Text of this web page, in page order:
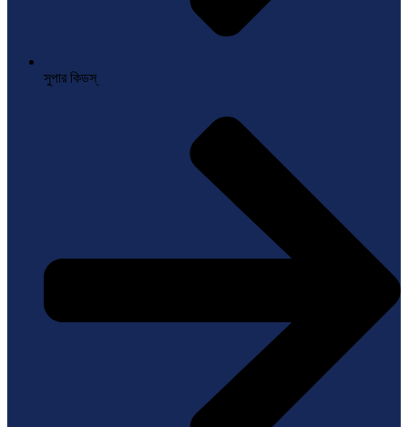
সুপার কিডস্